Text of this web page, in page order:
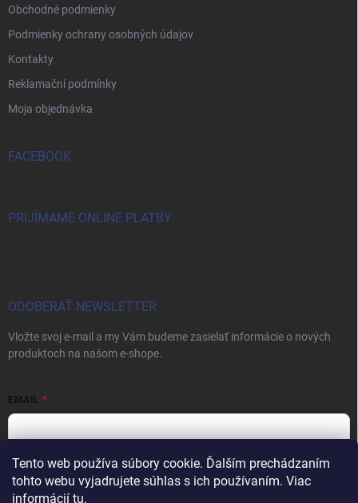
Tento web používa súbory cookie. Ďalším prechádzaním
tohto webu vyjadrujete súhlas s ich používaním. Viac
informácií tu.
Obchodné podmienky
Podmienky ochrany osobných údajov
Kontakty
Reklamační podmínky
Moja objednávka
FACEBOOK
PRIJÍMAME ONLINE PLATBY
ODOBERAŤ NEWSLETTER
Vložte svoj e-mail a my Vám budeme zasielať informácie o nových
produktoch na našom e-shope.
EMAIL
Vložením e-mailu súhlasíte spodmienkami ochrany osobných údajov